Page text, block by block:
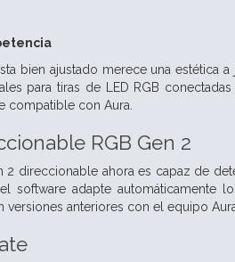
bien ajustado merece una
para tiras de LED RGB
compatible con Aura.
RGB Gen 2
2 direccionable ahora es capaz de
software adapte automáticamente
anteriores con el equipo